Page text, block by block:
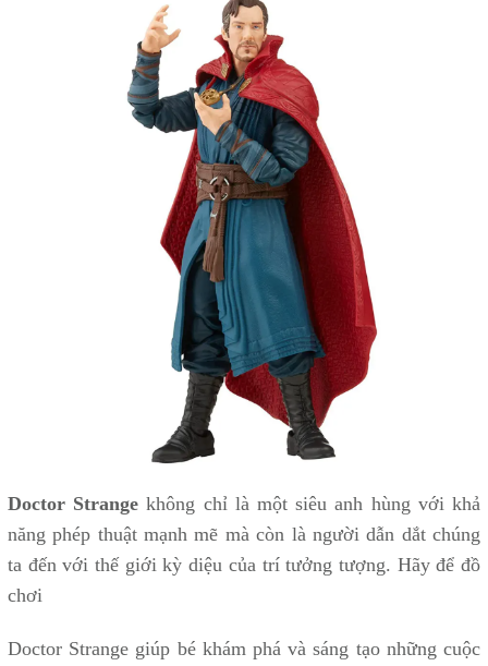
Doctor Strange không chỉ là một siêu anh hùng với khả
năng phép thuật mạnh mẽ mà còn là người dẫn dắt chúng
ta đến với thế giới kỳ diệu của trí tưởng tượng. Hãy để đồ
chơi
Doctor Strange giúp bé khám phá và sáng tạo những cuộc